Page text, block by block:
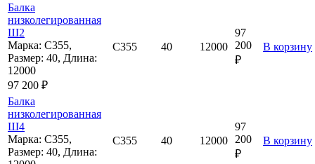
Балка
низколегированная
Ш2
Марка: С355,
Размер: 40, Длина:
12000
97 200 ₽
С355 40 12000
97
200
₽
В корзину
Балка
низколегированная
Ш4
Марка: С355,
Размер: 40, Длина:
С355 40 12000
97
200
₽
В корзину